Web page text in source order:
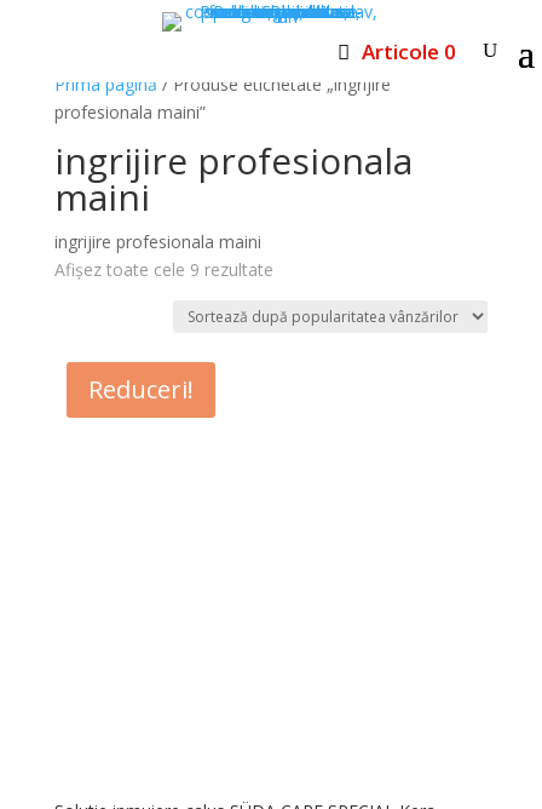
Articole 0
Prima pagină / Produse etichetate „ingrijire
profesionala maini”
ingrijire profesionala
maini
ingrijire profesionala maini
Afișez toate cele 9 rezultateSortat
popularitate
Reduceri!